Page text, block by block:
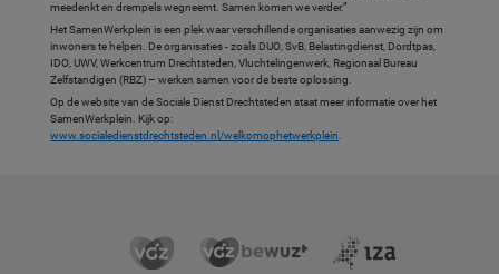
meedenkt en drempels wegneemt. Samen komen we verder.”
Het SamenWerkplein is een plek waar verschillende organisaties aanwezig zijn om
inwoners te helpen. De organisaties - zoals DUO, SvB, Belastingdienst, Dordtpas,
IDO, UWV, Werkcentrum Drechtsteden, Vluchtelingenwerk, Regionaal Bureau
Zelfstandigen (RBZ) – werken samen voor de beste oplossing.
Op de website van de Sociale Dienst Drechtsteden staat meer informatie over het
SamenWerkplein. Kijk op:
www.socialedienstdrechtsteden.nl/welkomophetwerkplein.